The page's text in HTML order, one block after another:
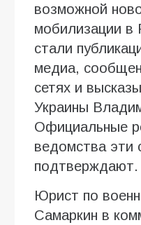
возможной
мобилизации в
стали
медиа,
сетях и
Украины
Официальные
ведомства эти
подтверждают.
Юрист по
Самаркин в